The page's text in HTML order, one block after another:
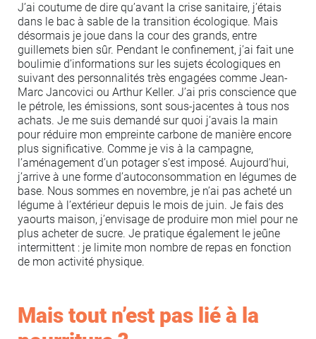
J’ai coutume de dire qu’avant la crise sanitaire, j’étais
dans le bac à sable de la transition écologique. Mais
désormais je joue dans la cour des grands, entre
guillemets bien sûr. Pendant le confinement, j’ai fait une
boulimie d’informations sur les sujets écologiques en
suivant des personnalités très engagées comme Jean-
Marc Jancovici ou Arthur Keller. J’ai pris conscience que
le pétrole, les émissions, sont sous-jacentes à tous nos
achats. Je me suis demandé sur quoi j’avais la main
pour réduire mon empreinte carbone de manière encore
plus significative. Comme je vis à la campagne,
l’aménagement d’un potager s’est imposé. Aujourd’hui,
j’arrive à une forme d’autoconsommation en légumes de
base. Nous sommes en novembre, je n’ai pas acheté un
légume à l’extérieur depuis le mois de juin. Je fais des
yaourts maison, j’envisage de produire mon miel pour ne
plus acheter de sucre. Je pratique également le jeûne
intermittent : je limite mon nombre de repas en fonction
de mon activité physique.
Mais tout n’est pas lié à la